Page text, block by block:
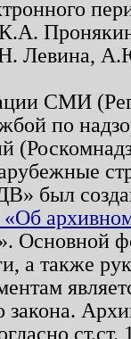
К.А.
Левина,
СМИ
по
был
Основной
а также
закона.